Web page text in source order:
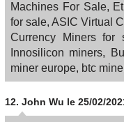
Machines For Sale,
for sale, ASIC Virtual
Currency Miners for
Innosilicon miners,
miner europe, btc
12. John Wu le 25/02/